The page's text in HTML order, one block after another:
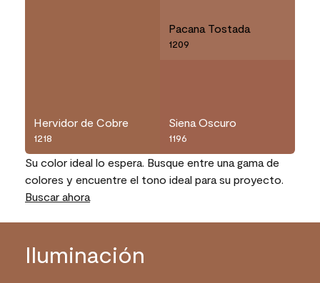
Hervidor de Cobre
1218
Pacana Tostada
1209
Siena Oscuro
1196
Su color ideal lo espera. Busque entre una gama de
colores y encuentre el tono ideal para su proyecto.
Buscar ahora
Iluminación